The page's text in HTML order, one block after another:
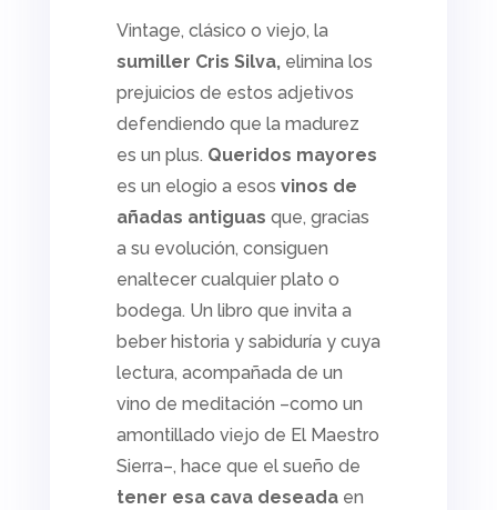
Vintage, clásico o viejo, la
sumiller Cris Silva,elimina los
prejuicios de estos adjetivos
defendiendo que la madurez
es un plus. Queridos mayores
es un elogio a esos vinos de
añadas antiguas que, gracias
a su evolución, consiguen
enaltecer cualquier plato o
bodega. Un libro que invita a
beber historia y sabiduría y cuya
lectura, acompañada de un
vino de meditación –como un
amontillado viejo de El Maestro
Sierra–, hace que el sueño de
tener esa cava deseadaen